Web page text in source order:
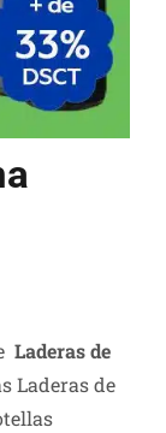
Laderas de
Laderas de